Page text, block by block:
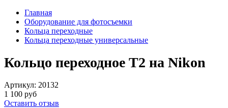
Главная
Оборудование для фотосъемки
Кольца переходные
Кольца переходные универсальные
Кольцо переходное T2 на Nikon
Артикул: 20132
1 100 руб
Оставить отзыв